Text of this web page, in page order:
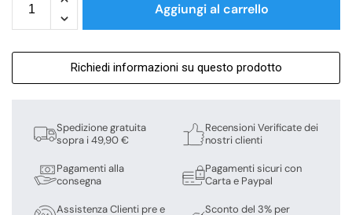
Aggiungi al carrello
Richiedi informazioni su questo prodotto
Spedizione gratuita
sopra i 49,90 €
Pagamenti alla
consegna
Assistenza Clienti pre e
Recensioni Verificate dei
nostri clienti
Pagamenti sicuri con
Carta e Paypal
Sconto del 3% per